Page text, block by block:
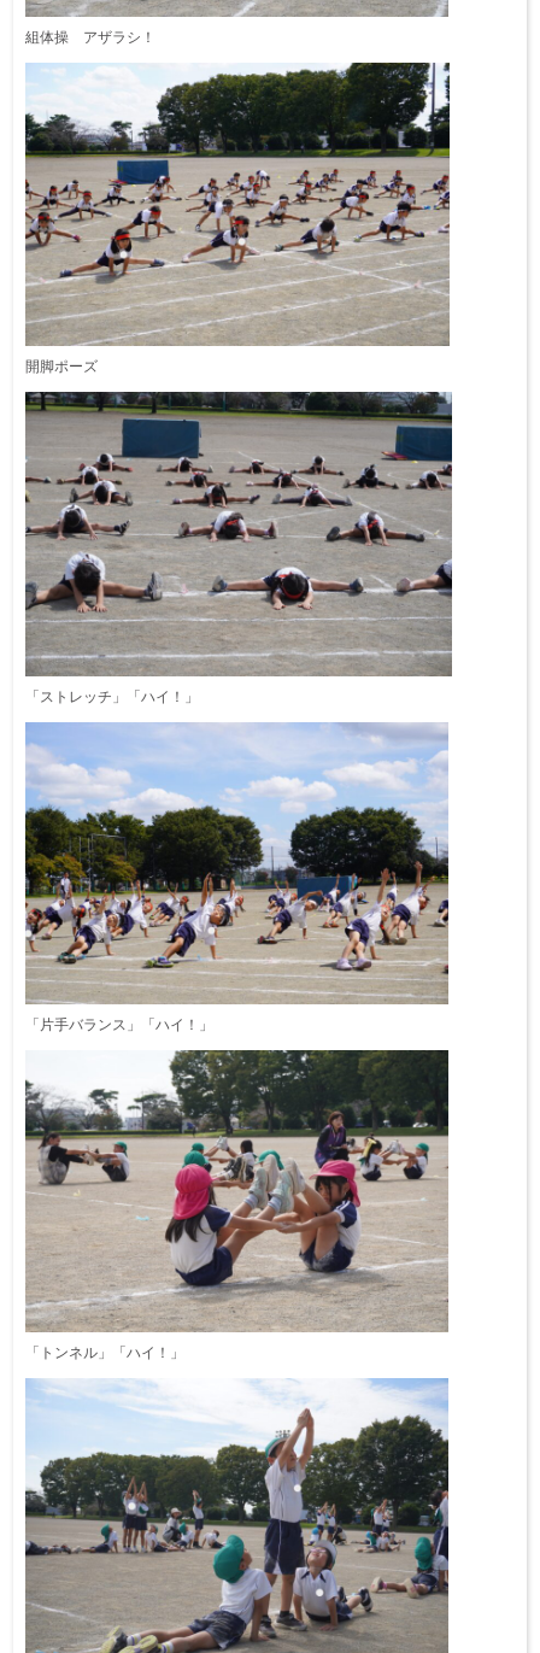
組体操 アザラシ！
開脚ポーズ
「ストレッチ」「ハイ！」
「片手バランス」「ハイ！」
「トンネル」「ハイ！」